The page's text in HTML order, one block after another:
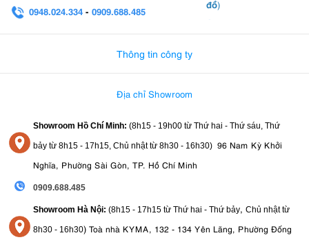
0948.024.334 - 0909.688.485
đồ)
Thông tin công ty
Địa chỉ Showroom
Showroom Hồ Chí Minh: (8h15 - 19h00 từ Thứ hai - Thứ sáu, Thứ
bảy từ 8h15 - 17h15, Chủ nhật từ 8h30 - 16h30) 96 Nam Kỳ Khởi
Nghĩa, Phường Sài Gòn, TP. Hồ Chí Minh
0909.688.485
Showroom Hà Nội: (8h15 - 17h15 từ Thứ hai - Thứ bảy, Chủ nhật từ
8h30 - 16h30) Toà nhà KYMA, 132 - 134 Yên Lãng, Phường Đống